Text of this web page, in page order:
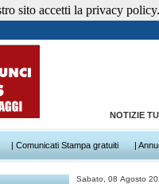
NOTIZIE
| Comunicati Stampa gratuiti |
Sabato, 08 Agosto
sito accetti la privacy